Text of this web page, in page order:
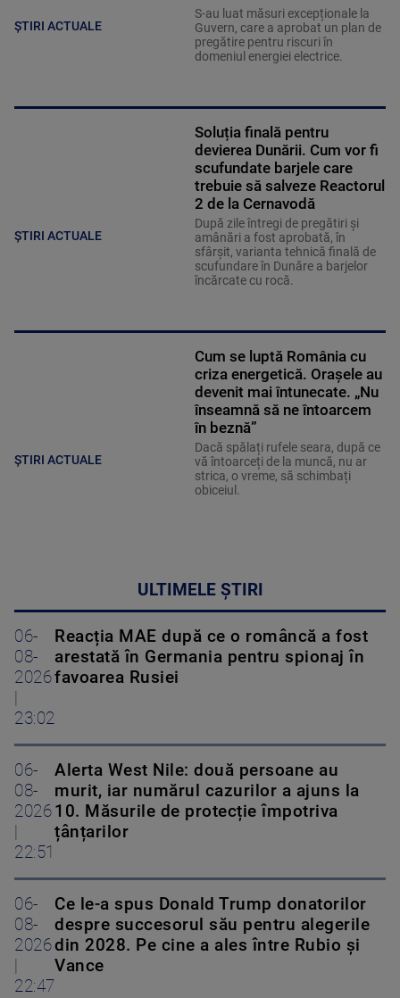
ȘTIRI ACTUALE
S-au luat măsuri excepționale la
Guvern, care a aprobat un plan de
pregătire pentru riscuri în
domeniul energiei electrice.
ȘTIRI ACTUALE
Soluția finală pentru
devierea Dunării. Cum vor fi
scufundate barjele care
trebuie să salveze Reactorul
2 de la Cernavodă
După zile întregi de pregătiri și
amânări a fost aprobată, în
sfârșit, varianta tehnică finală de
scufundare în Dunăre a barjelor
încărcate cu rocă.
ȘTIRI ACTUALE
Cum se luptă România cu
criza energetică. Orașele au
devenit mai întunecate. „Nu
înseamnă să ne întoarcem
în beznă”
Dacă spălați rufele seara, după ce
vă întoarceți de la muncă, nu ar
strica, o vreme, să schimbați
obiceiul.
ULTIMELE ȘTIRI
06-
08-
2026
23:02
Reacția MAE după ce o româncă a fost
arestată în Germania pentru spionaj în
favoarea Rusiei
06-
08-
2026
22:51
Alerta West Nile: două persoane au
murit, iar numărul cazurilor a ajuns la
10. Măsurile de protecție împotriva
țânțarilor
06-
08-
2026
22:47
Ce le-a spus Donald Trump donatorilor
despre succesorul său pentru alegerile
din 2028. Pe cine a ales între Rubio și
Vance